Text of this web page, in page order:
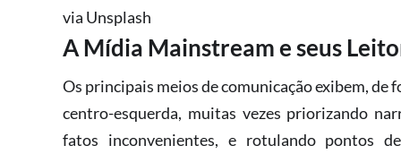
via Unsplash
A Mídia Mainstream e seus
Os principais meios de comunicação exibem,
centro-esquerda, muitas vezes priorizando
fatos inconvenientes, e rotulando pontos